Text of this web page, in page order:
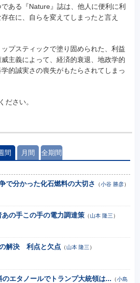
ある『Nature』誌は、他人に便利に利
在に、自らを変えてしまったと言え
プスティックで塗り固められた、利益
主義によって、経済的衰退、地政学的
的誠実さの喪失がもたらされてしまっ
ださい。
間 月間 全期間
で分かった化石燃料の大切さ
（小谷 勝彦）
あの手この手の電力調達策（山本 隆三 ）
解決 利点と欠点 （山本 隆三 ）
のエタノールでトランプ大統領は... （小島